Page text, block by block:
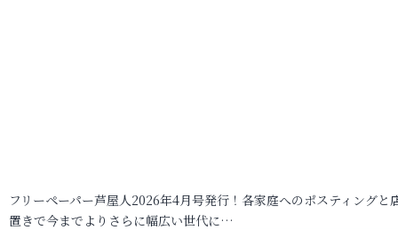
フリーペーパー芦屋人2026年4月号発行！各家庭へのポスティングと
置きで今までよりさらに幅広い世代に…